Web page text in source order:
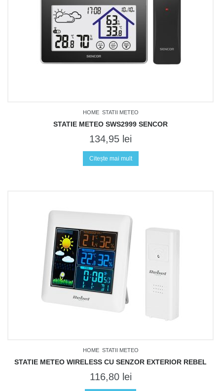
HOME STATII METEO
STATIE METEO SWS2999 SENCOR
134,95 lei
Citește mai mult
HOME STATII METEO
STATIE METEO WIRELESS CU SENZOR EXTERIOR REBEL
116,80 lei